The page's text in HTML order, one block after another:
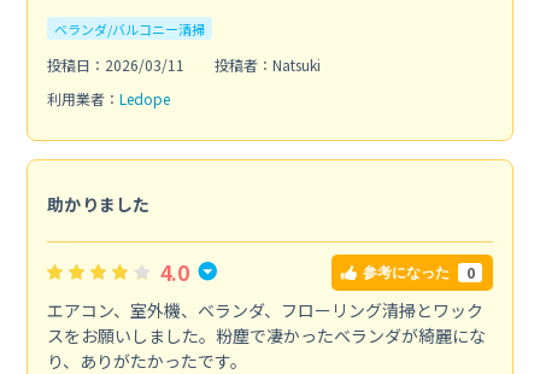
ベランダ/バルコニー清掃
投稿日：2026/03/11
投稿者：Natsuki
利用業者： Ledope
助かりました
4.0 参考になった 0
エアコン、室外機、ベランダ、フローリング清掃とワック
スをお願いしました。粉塵で凄かったベランダが綺麗にな
り、ありがたかったです。